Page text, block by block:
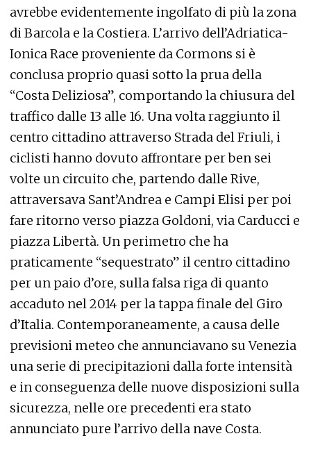
avrebbe evidentemente ingolfato di più la zona
di Barcola e la Costiera. L’arrivo dell’Adriatica-
Ionica Race proveniente da Cormons si è
conclusa proprio quasi sotto la prua della
“Costa Deliziosa”, comportando la chiusura del
traffico dalle 13 alle 16. Una volta raggiunto il
centro cittadino attraverso Strada del Friuli, i
ciclisti hanno dovuto affrontare per ben sei
volte un circuito che, partendo dalle Rive,
attraversava Sant’Andrea e Campi Elisi per poi
fare ritorno verso piazza Goldoni, via Carducci e
piazza Libertà. Un perimetro che ha
praticamente “sequestrato” il centro cittadino
per un paio d’ore, sulla falsa riga di quanto
accaduto nel 2014 per la tappa finale del Giro
d’Italia. Contemporaneamente, a causa delle
previsioni meteo che annunciavano su Venezia
una serie di precipitazioni dalla forte intensità
e in conseguenza delle nuove disposizioni sulla
sicurezza, nelle ore precedenti era stato
annunciato pure l’arrivo della nave Costa.